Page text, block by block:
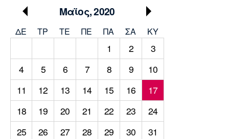
Media
Παρασκήνιο
Μπαρτσελόνα
Ρεάλ
Μαδρίτης
Ατλέτικο
Μαδρίτης
Μαϊος, 2020
ΔΕ ΤΡ TΕ ΠΕ ΠΑ ΣΑ ΚΥ
1 2
3
4
5 6 7 8 9
10
11
12 13 14 15 16
17
18
19 20 21 22 23
24
25
26 27 28 29 30 31